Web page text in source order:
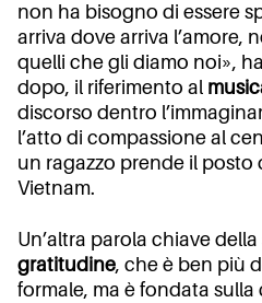
non ha bisogno di essere
arriva dove arriva l’amore,
quelli che gli diamo noi»,
dopo, il riferimento al
discorso dentro
l’atto di compassione al
un ragazzo prende il
Vietnam.
Un’altra parola chiave
gratitudine, che è ben più
formale, ma è fondata